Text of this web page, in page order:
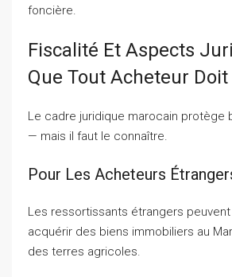
foncière.
Fiscalité Et Aspects
Que Tout Acheteur Doit
Le cadre juridique marocain protège
— mais il faut le connaître.
Pour Les Acheteurs
Les ressortissants étrangers
acquérir des biens immobiliers au
des terres agricoles.